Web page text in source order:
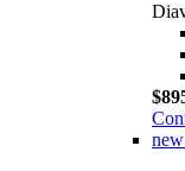
new